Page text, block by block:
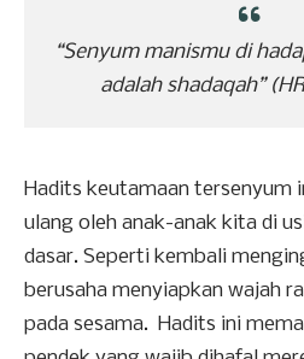
“Senyum manismu di
adalah shadaqah”
Hadits keutamaan tersenyum
ulang oleh anak-anak kita di
dasar. Seperti kembali
berusaha menyiapkan wajah
pada sesama. Hadits ini